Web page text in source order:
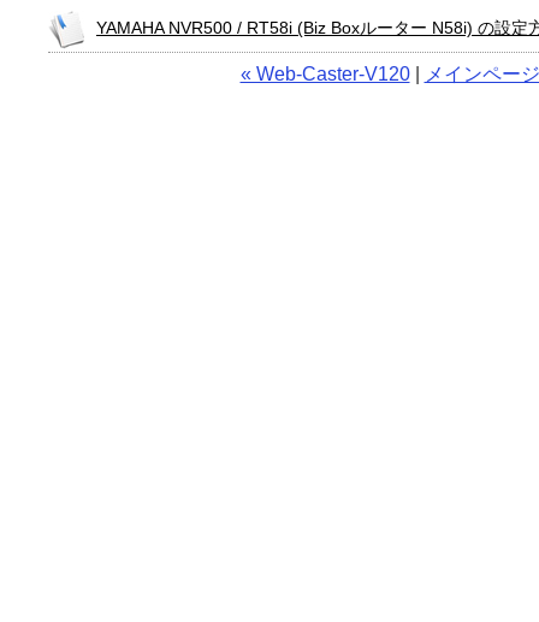
YAMAHA NVR500 / RT58i (Biz Boxルーター N58i) の設定
« Web-Caster-V120| メインページ